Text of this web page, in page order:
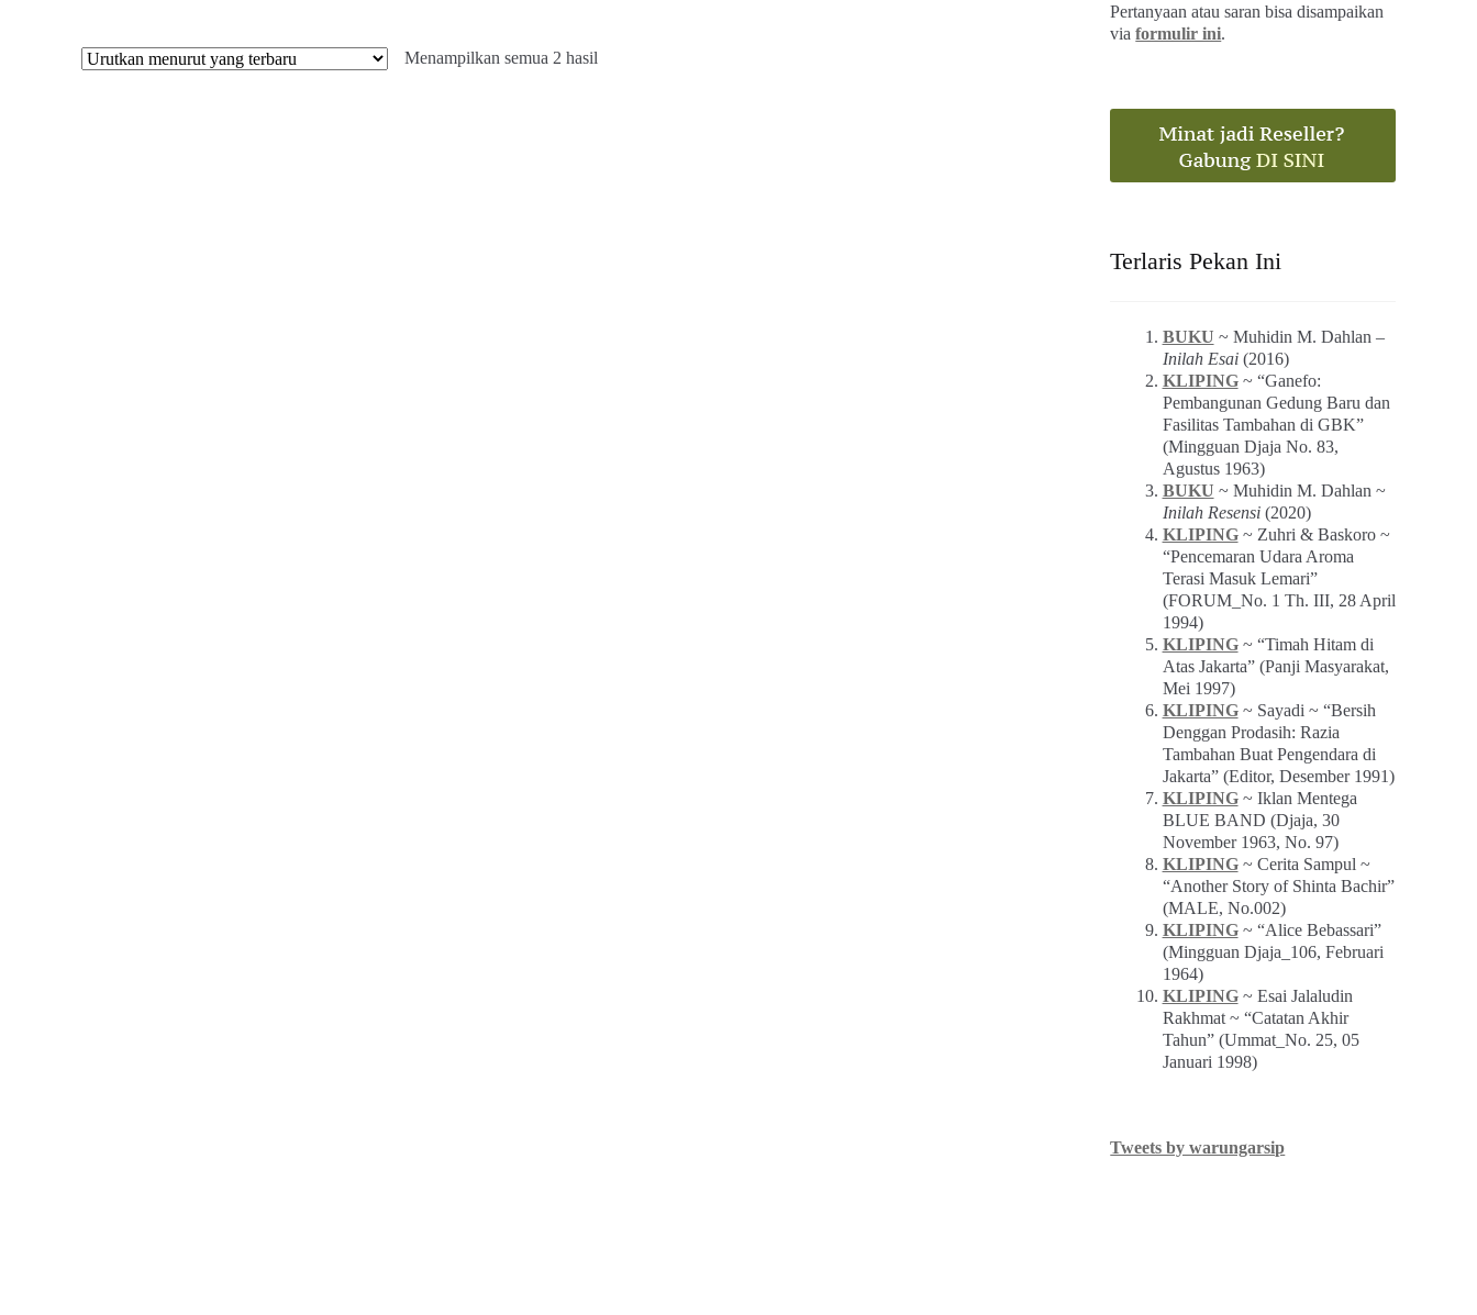
Menampilkan semua 2 hasil
Pertanyaan atau saran bisa disampaikan
viaformulir ini.
Terlaris Pekan Ini
BUKU ~ Muhidin M. Dahlan –
Inilah Esai(2016)
KLIPING~ “Ganefo:
Pembangunan Gedung Baru dan
Fasilitas Tambahan di GBK”
(Mingguan Djaja No. 83,
Agustus 1963)
BUKU ~ Muhidin M. Dahlan ~
Inilah Resensi(2020)
KLIPING~ Zuhri & Baskoro ~
“Pencemaran Udara Aroma
Terasi Masuk Lemari”
(FORUM_No. 1 Th. III, 28 April
1994)
KLIPING~ “Timah Hitam di
Atas Jakarta” (Panji Masyarakat,
Mei 1997)
KLIPING~ Sayadi ~ “Bersih
Denggan Prodasih: Razia
Tambahan Buat Pengendara di
Jakarta” (Editor, Desember 1991)
KLIPING~ Iklan Mentega
BLUE BAND (Djaja, 30
November 1963, No. 97)
KLIPING~ Cerita Sampul ~
“Another Story of Shinta Bachir”
(MALE, No.002)
KLIPING~ “Alice Bebassari”
(Mingguan Djaja_106, Februari
1964)
KLIPING~ Esai Jalaludin
Rakhmat ~ “Catatan Akhir
Tahun” (Ummat_No. 25, 05
Januari 1998)
Tweets by warungarsip